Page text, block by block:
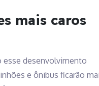
mais caros
esse desenvolvimento
e ônibus ficarão